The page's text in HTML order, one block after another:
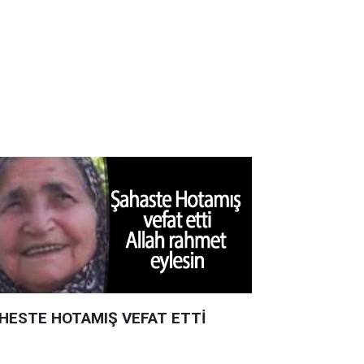
HOTAMIŞ VEFAT ETTİ